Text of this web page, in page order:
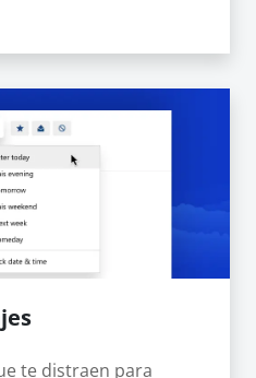
te distraen para